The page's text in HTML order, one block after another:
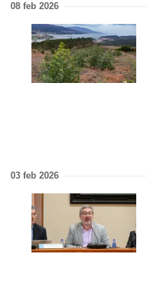
08 feb 2026
03 feb 2026